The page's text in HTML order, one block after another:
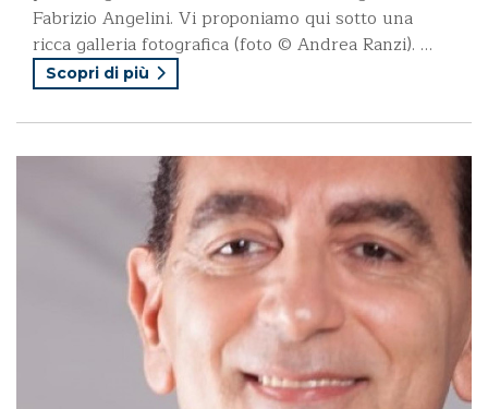
Fabrizio Angelini. Vi proponiamo qui sotto una
ricca galleria fotografica (foto © Andrea Ranzi). …
Scopri di più